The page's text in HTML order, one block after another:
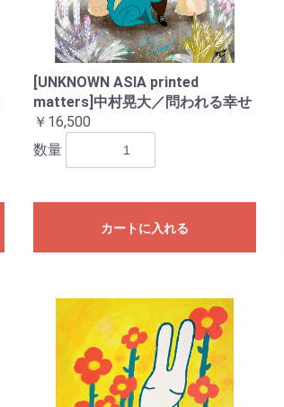
[UNKNOWN ASIA printed
matters]中村晃大／問われる幸せ
￥16,500
数量
カートに入れる